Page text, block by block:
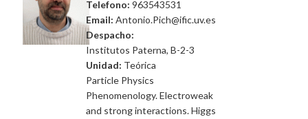
Telefono: 963543531
Email: Antonio.Pich@ific.uv.es
Despacho:
Institutos Paterna, B-2-3
Unidad: Teórica
Particle Physics
Phenomenology. Electroweak
and strong interactions. Higgs